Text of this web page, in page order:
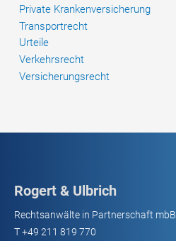
Private Krankenversicherung
Transportrecht
Urteile
Verkehrsrecht
Versicherungsrecht
Rogert & Ulbrich
Rechtsanwälte in Partnerschaft mbB
T+49 211 819 770